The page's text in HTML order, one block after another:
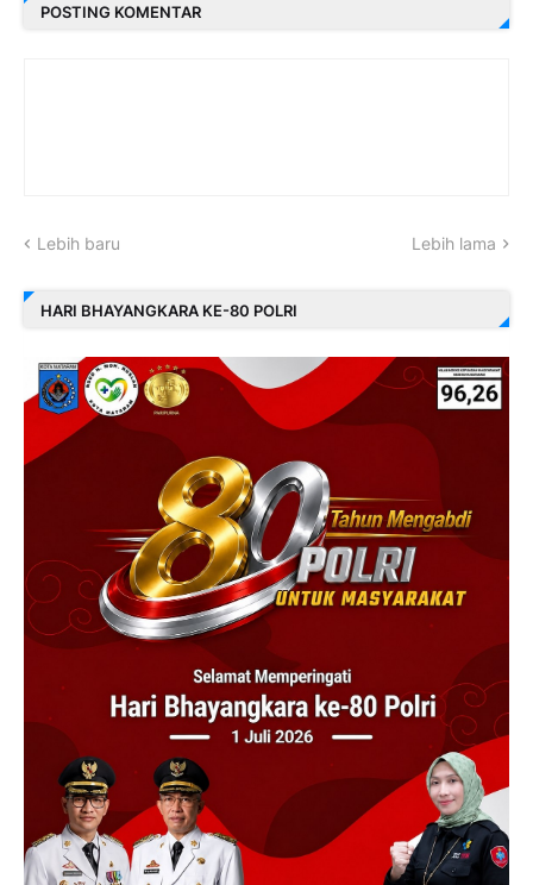
POSTING KOMENTAR
Lebih baru Lebih lama
HARI BHAYANGKARA KE-80 POLRI